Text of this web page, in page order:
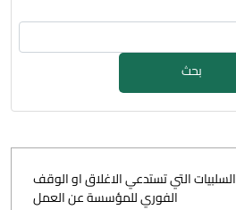
بحث
السلبيات التي تستدعي الاغلاق او الوقف
الفوري للمؤسسة عن العمل